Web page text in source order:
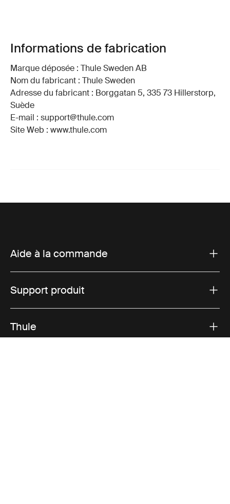
Informations de fabrication
Marque déposée : Thule Sweden AB
Nom du fabricant : Thule Sweden
Adresse du fabricant : Borggatan 5, 335 73 Hillerstorp,
Suède
E-mail : support@thule.com
Site Web : www.thule.com
Aide à la commande
Support produit
Thule